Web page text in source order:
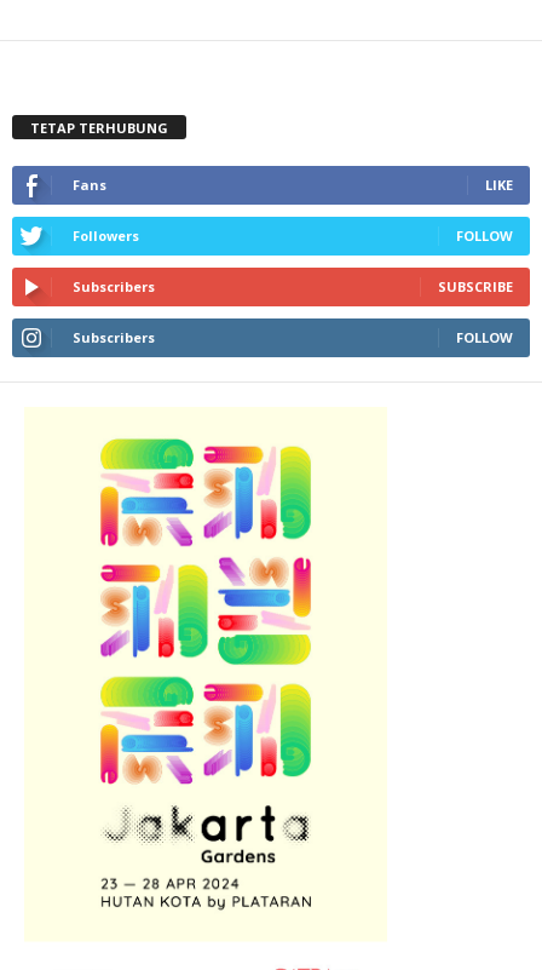
TETAP TERHUBUNG
Fans LIKE
Followers FOLLOW
Subscribers SUBSCRIBE
Subscribers FOLLOW